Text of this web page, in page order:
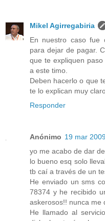
Mikel Agirregabiria
En nuestro caso fue
para dejar de pagar.
que te expliquen
a este timo.
Deben hacerlo o que
te lo explican muy
Responder
Anónimo 19 mar
yo me acabo de dar
lo bueno esq solo
tb caí a través de un
He enviado un sms
78374 y he recibido
askerosos!! nunca me
He llamado al